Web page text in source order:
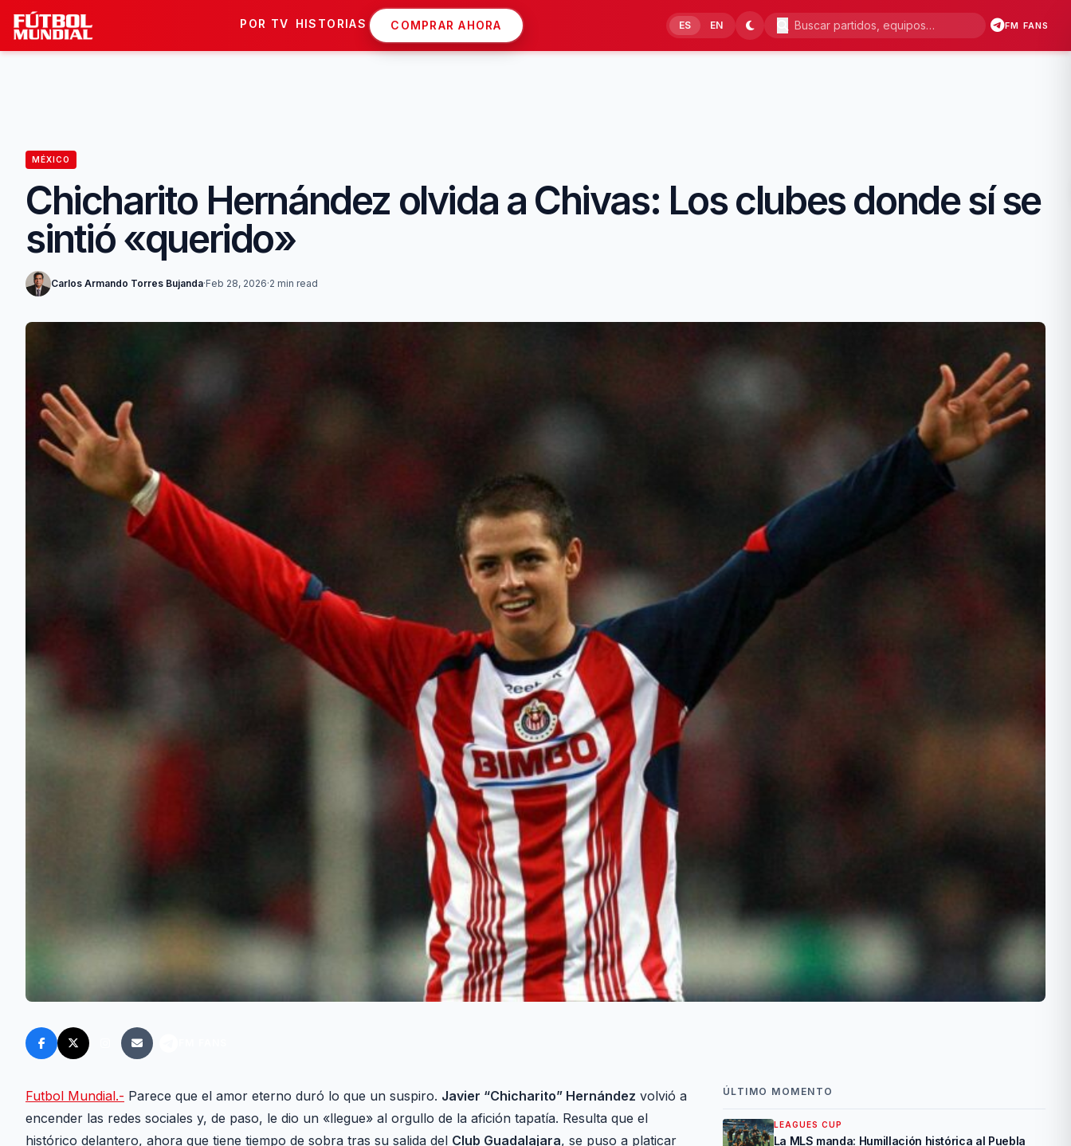
Skip to content
POR TV HISTORIAS COMPRAR AHORA ES EN FM FANS
MÉXICO
Chicharito Hernández olvida a Chivas: Los clubes donde sí se
sintió «querido»
Carlos Armando Torres Bujanda·Feb 28, 2026·2 min read
Futbol Mundial.- Parece que el amor eterno duró lo que un suspiro. Javier “Chicharito” Hernández volvió a
encender las redes sociales y, de paso, le dio un «llegue» al orgullo de la afición tapatía. Resulta que el
histórico delantero, ahora que tiene tiempo de sobra tras su salida del Club Guadalajara, se puso a platicar
ÚLTIMO MOMENTO
LEAGUES CUP
La MLS manda: Humillación histórica al Puebla